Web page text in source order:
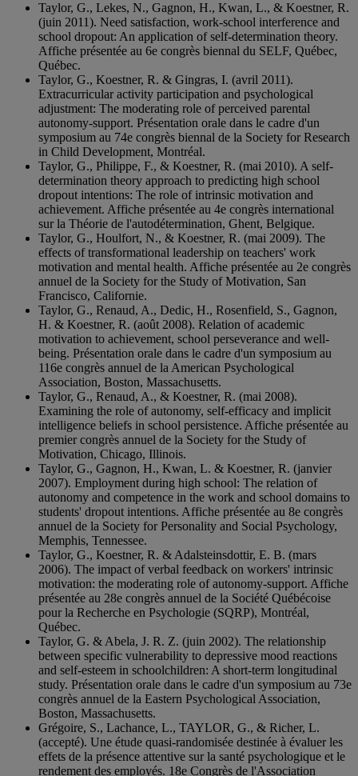
Taylor, G., Lekes, N., Gagnon, H., Kwan, L., & Koestner, R.
(juin 2011). Need satisfaction, work-school interference and
school dropout: An application of self-determination theory.
Affiche présentée au 6e congrès biennal du SELF, Québec,
Québec.
Taylor, G., Koestner, R. & Gingras, I. (avril 2011).
Extracurricular activity participation and psychological
adjustment: The moderating role of perceived parental
autonomy-support. Présentation orale dans le cadre d'un
symposium au 74e congrès biennal de la Society for Research
in Child Development, Montréal.
Taylor, G., Philippe, F., & Koestner, R. (mai 2010). A self-
determination theory approach to predicting high school
dropout intentions: The role of intrinsic motivation and
achievement. Affiche présentée au 4e congrès international
sur la Théorie de l'autodétermination, Ghent, Belgique.
Taylor, G., Houlfort, N., & Koestner, R. (mai 2009). The
effects of transformational leadership on teachers' work
motivation and mental health. Affiche présentée au 2e congrès
annuel de la Society for the Study of Motivation, San
Francisco, Californie.
Taylor, G., Renaud, A., Dedic, H., Rosenfield, S., Gagnon,
H. & Koestner, R. (août 2008). Relation of academic
motivation to achievement, school perseverance and well-
being. Présentation orale dans le cadre d'un symposium au
116e congrès annuel de la American Psychological
Association, Boston, Massachusetts.
Taylor, G., Renaud, A., & Koestner, R. (mai 2008).
Examining the role of autonomy, self-efficacy and implicit
intelligence beliefs in school persistence. Affiche présentée au
premier congrès annuel de la Society for the Study of
Motivation, Chicago, Illinois.
Taylor, G., Gagnon, H., Kwan, L. & Koestner, R. (janvier
2007). Employment during high school: The relation of
autonomy and competence in the work and school domains to
students' dropout intentions. Affiche présentée au 8e congrès
annuel de la Society for Personality and Social Psychology,
Memphis, Tennessee.
Taylor, G., Koestner, R. & Adalsteinsdottir, E. B. (mars
2006). The impact of verbal feedback on workers' intrinsic
motivation: the moderating role of autonomy-support. Affiche
présentée au 28e congrès annuel de la Société Québécoise
pour la Recherche en Psychologie (SQRP), Montréal,
Québec.
Taylor, G. & Abela, J. R. Z. (juin 2002). The relationship
between specific vulnerability to depressive mood reactions
and self-esteem in schoolchildren: A short-term longitudinal
study. Présentation orale dans le cadre d'un symposium au 73e
congrès annuel de la Eastern Psychological Association,
Boston, Massachusetts.
Grégoire, S., Lachance, L., TAYLOR, G., & Richer, L.
(accepté). Une étude quasi-randomisée destinée à évaluer les
effets de la présence attentive sur la santé psychologique et le
rendement des employés. 18e Congrès de l'Association